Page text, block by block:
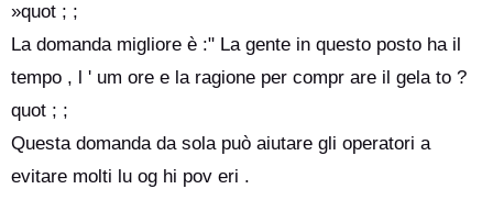
»quot ; ;
La domanda migliore è :" La gente in questo posto ha il
tempo , l ' um ore e la ragione per compr are il gela to ?
quot ; ;
Questa domanda da sola può aiutare gli operatori a
evitare molti lu og hi pov eri .